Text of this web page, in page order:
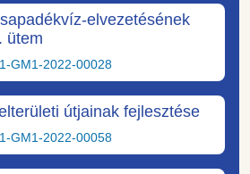
elvezetésének
ütem
GM1-2022-00028
útjainak fejlesztése
GM1-2022-00058